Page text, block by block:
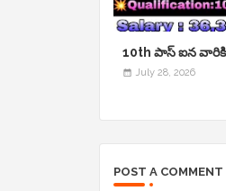
10th పాస్ ఐన వారికి
July 28, 2026
POST A COMMENT